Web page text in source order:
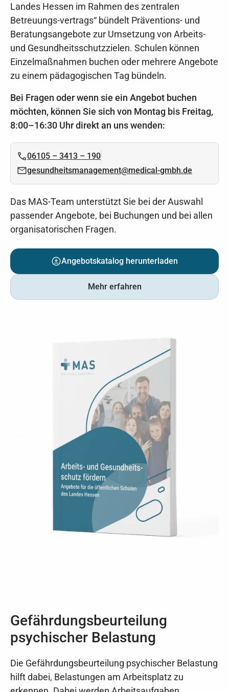
Landes Hessen im Rahmen des zentralen
Betreuungs-vertrags“ bündelt Präventions- und
Beratungsangebote zur Umsetzung von Arbeits-
und Gesundheitsschutzzielen. Schulen können
Einzelmaßnahmen buchen oder mehrere Angebote
zu einem pädagogischen Tag bündeln.
Bei Fragen oder wenn sie ein Angebot buchen
möchten, können Sie sich von Montag bis Freitag,
8:00–16:30 Uhr direkt an uns wenden:
06105 – 3413 – 190
gesundheitsmanagement@medical-gmbh.de
Das MAS-Team unterstützt Sie bei der Auswahl
passender Angebote, bei Buchungen und bei allen
organisatorischen Fragen.
Angebotskatalog herunterladen
Mehr erfahren
Gefährdungsbeurteilung
psychischer Belastung
Die Gefährdungsbeurteilung psychischer Belastung
hilft dabei, Belastungen am Arbeitsplatz zu